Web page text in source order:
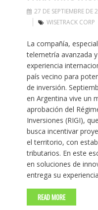
27 DE SEPTIEMBRE DE
WISETRACK CORP
La compañía,
telemetría avanzada
experiencia
país vecino para
de inversión.
en Argentina vive un
aprobación del
Inversiones (RIGI),
busca incentivar
el territorio, con
tributarios. En este
en soluciones de
entrega su
READ MORE